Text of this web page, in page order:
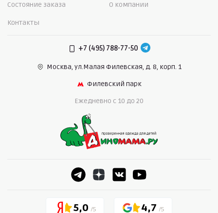
Состояние заказа О компании
Контакты
+7 (495) 788-77-50
Москва, ул.Малая Филевская, д. 8, корп. 1
Филевский парк
Ежедневно c 10 до 20
5,0 4,7